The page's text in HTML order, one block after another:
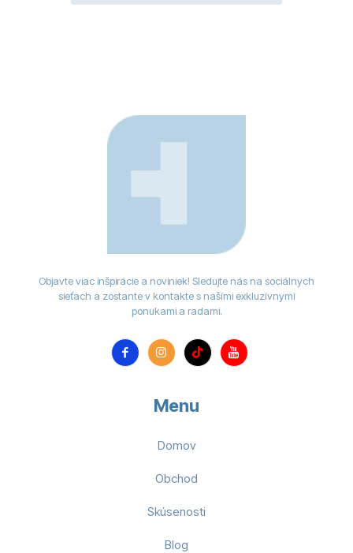
Objavte viac inšpirácie a noviniek! Sledujte nás na sociálnych
sieťach a zostante v kontakte s našími exkluzívnymi
ponukami a radami.
Menu
Domov
Obchod
Skúsenosti
Blog